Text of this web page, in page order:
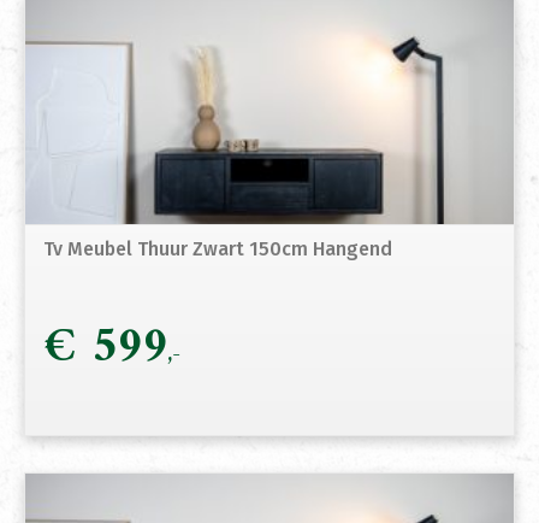
Tv Meubel Thuur Zwart 150cm Hangend
€ 599